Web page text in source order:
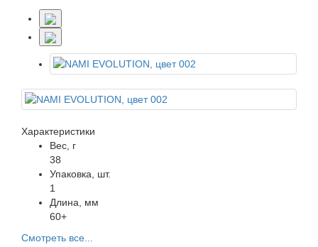
Характеристики
Вес, г
38
Упаковка, шт.
1
Длина, мм
60+
Смотреть все...